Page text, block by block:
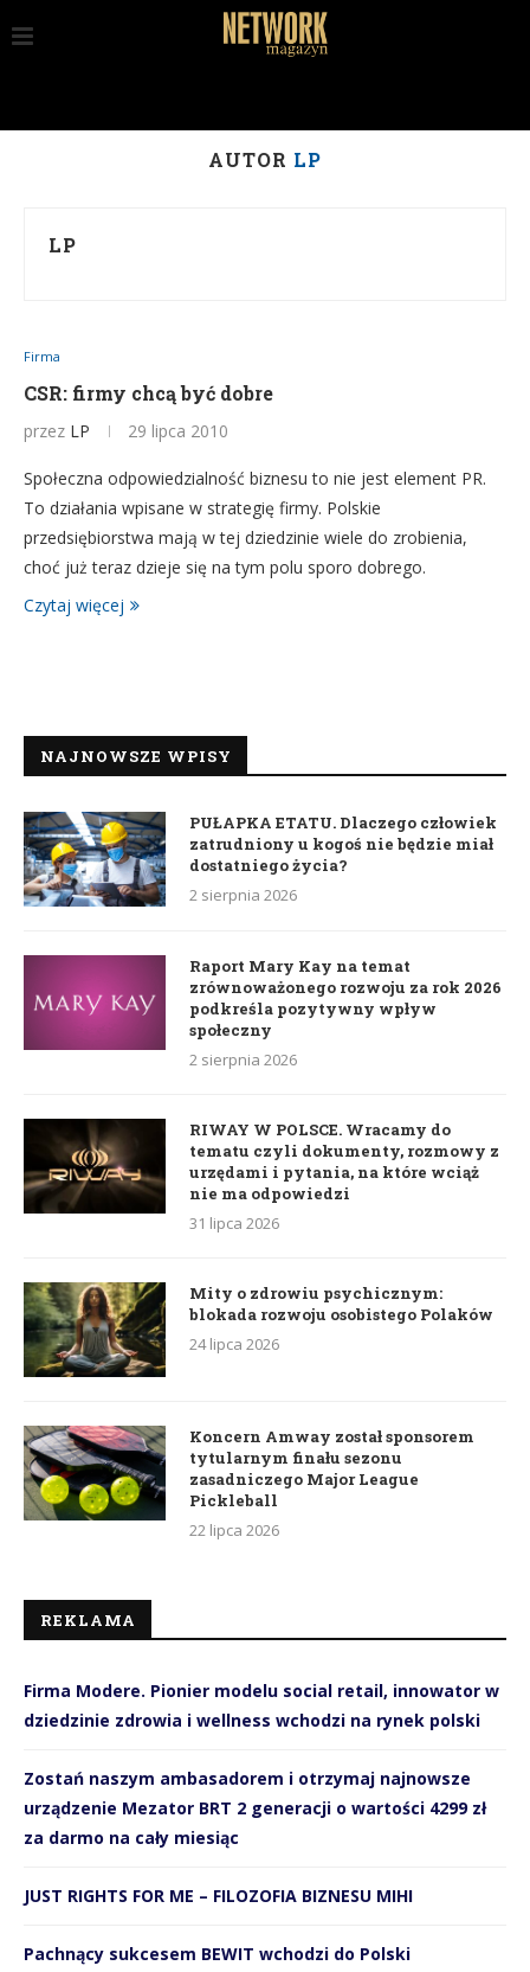
AUTOR LP
LP
Firma
CSR: firmy chcą być dobre
przez LP 29 lipca 2010
Społeczna odpowiedzialność biznesu to nie jest element PR.
To działania wpisane w strategię firmy. Polskie
przedsiębiorstwa mają w tej dziedzinie wiele do zrobienia,
choć już teraz dzieje się na tym polu sporo dobrego.
Czytaj więcej
NAJNOWSZE WPISY
PUŁAPKA ETATU. Dlaczego człowiek
zatrudniony u kogoś nie będzie miał
dostatniego życia?
2 sierpnia 2026
Raport Mary Kay na temat
zrównoważonego rozwoju za rok 2026
podkreśla pozytywny wpływ
społeczny
2 sierpnia 2026
RIWAY W POLSCE. Wracamy do
tematu czyli dokumenty, rozmowy z
urzędami i pytania, na które wciąż
nie ma odpowiedzi
31 lipca 2026
Mity o zdrowiu psychicznym:
blokada rozwoju osobistego Polaków
24 lipca 2026
Koncern Amway został sponsorem
tytularnym finału sezonu
zasadniczego Major League
Pickleball
22 lipca 2026
REKLAMA
Firma Modere. Pionier modelu social retail, innowator w
dziedzinie zdrowia i wellness wchodzi na rynek polski
Zostań naszym ambasadorem i otrzymaj najnowsze
urządzenie Mezator BRT 2 generacji o wartości 4299 zł
za darmo na cały miesiąc
JUST RIGHTS FOR ME – FILOZOFIA BIZNESU MIHI
Pachnący sukcesem BEWIT wchodzi do Polski